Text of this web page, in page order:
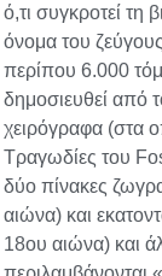
ό,τι συγκροτεί τη
όνομα του
περίπου 6.000
δημοσιευθεί από
χειρόγραφα (στα
Tραγωδίες του
δύο πίνακες
αιώνα) και
18ου αιώνα) και